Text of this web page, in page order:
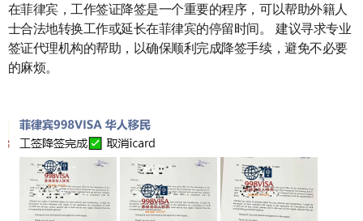
在菲律宾，工作签证降签是一个重要的程序，可以帮助外籍人
士合法地转换工作或延长在菲律宾的停留时间。 建议寻求专业
签证代理机构的帮助，以确保顺利完成降签手续，避免不必要
的麻烦。